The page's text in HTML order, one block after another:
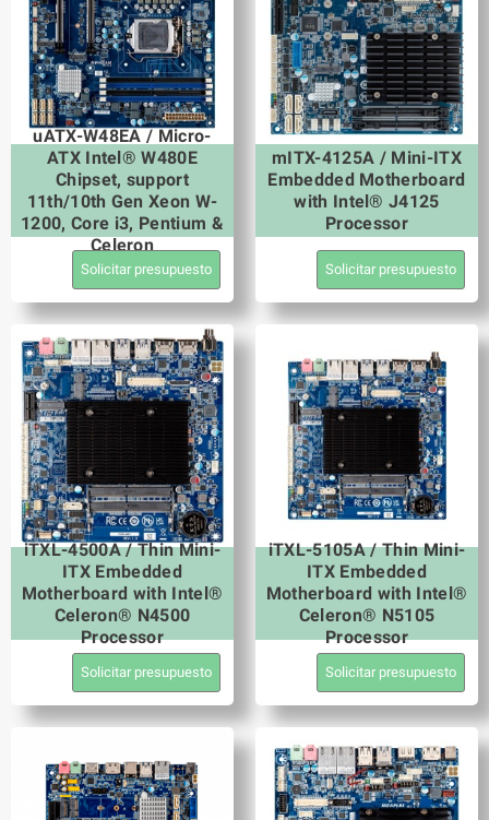
uATX-W48EA / Micro-
ATX Intel® W480E
Chipset, support
11th/10th Gen Xeon W-
1200, Core i3, Pentium &
Celeron
Solicitar presupuesto
mITX-4125A / Mini-ITX
Embedded Motherboard
with Intel® J4125
Processor
Solicitar presupuesto
iTXL-4500A / Thin Mini-
ITX Embedded
Motherboard with Intel®
Celeron® N4500
Processor
Solicitar presupuesto
iTXL-5105A / Thin Mini-
ITX Embedded
Motherboard with Intel®
Celeron® N5105
Processor
Solicitar presupuesto